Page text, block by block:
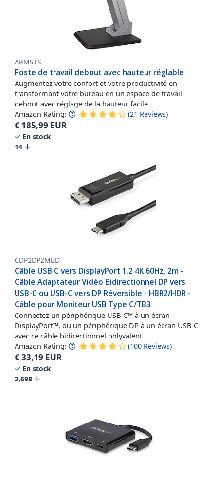
ARMSTS
Poste de travail debout avec hauteur réglable
Augmentez votre confort et votre productivité en
transformant votre bureau en un espace de travail
debout avec réglage de la hauteur facile
Amazon Rating: (21 Reviews)
€ 185,99 EUR
En stock
14
CDP2DP2MBD
Câble USB C vers DisplayPort 1.2 4K 60Hz, 2m -
Câble Adaptateur Vidéo Bidirectionnel DP vers
USB-C ou USB-C vers DP Réversible - HBR2/HDR -
Câble pour Moniteur USB Type C/TB3
Connectez un périphérique USB-C™ à un écran
DisplayPort™, ou un périphérique DP à un écran USB-C
avec ce câble bidirectionnel polyvalent
Amazon Rating: (100 Reviews)
€33,19 EUR
En stock
2,698